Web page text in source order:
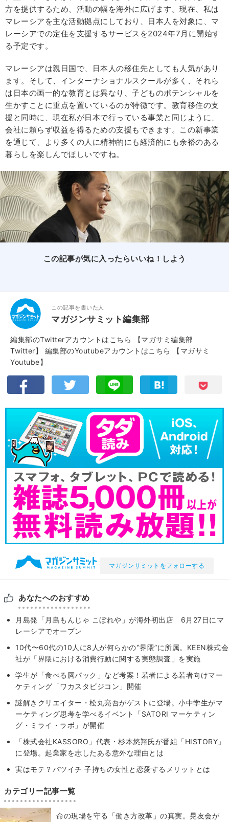
方を提供するため、活動の幅を海外に広げます。現在、私は
マレーシアを主な活動拠点にしており、日本人を対象に、マ
レーシアでの定住を支援するサービスを2024年7月に開始す
る予定です。
マレーシアは親日国で、日本人の移住先としても人気があり
ます。そして、インターナショナルスクールが多く、それら
は日本の画一的な教育とは異なり、子どものポテンシャルを
生かすことに重点を置いているのが特徴です。教育移住の支
援と同時に、現在私が日本で行っている事業と同じように、
会社に頼らず収益を得るための支援もできます。この新事業
を通じて、より多くの人に精神的にも経済的にも余裕のある
暮らしを楽しんでほしいですね。
この記事が気に入ったらいいね！しよう
この記事を書いた人
マガジンサミット編集部
編集部のTwitterアカウントはこちら
【マガサミ編集部
Twitter】
編集部のYoutubeアカウントはこちら
【マガサミ
Youtube】
マガジンサミットをフォローする
あなたへのおすすめ
月島発「月島もんじゃ こぼれや」が海外初出店 6月27日にマ
レーシアでオープン
10代〜60代の10⼈に8⼈が何らかの‟界隈”に所属。KEEN株式会
社が「界隈における消費⾏動に関する実態調査」を実施
学生が「食べる唇パック」など考案！若者による若者向けマー
ケティング「ワカスタビジコン」開催
謎解きクリエイター・松丸亮吾がゲストに登場。小中学生がマ
ーケティング思考を学べるイベント「SATORI マーケティン
グ・ミライ・ラボ」が開催
「株式会社KASSORO」代表・杉本悠翔氏が番組「HISTORY」
に登場。起業家を志したある意外な理由とは
実はモテ？バツイチ 子持ちの女性と恋愛するメリットとは
カテゴリー記事一覧
​命の現場を守る「働き方改革」の真実。晃友会が